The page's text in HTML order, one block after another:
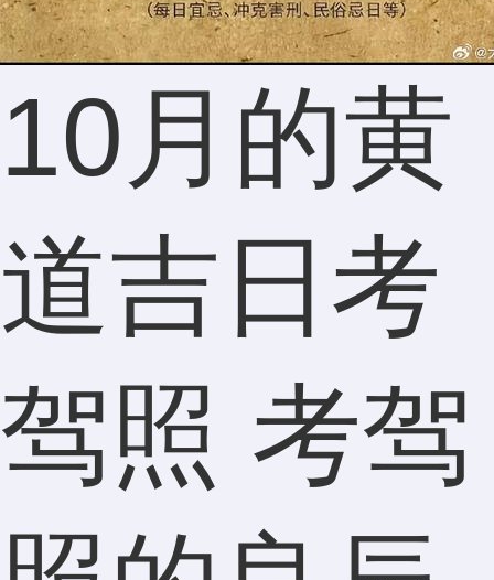
分析得
挺靠谱
的，一
10月的黄
道吉日考
驾照 考驾